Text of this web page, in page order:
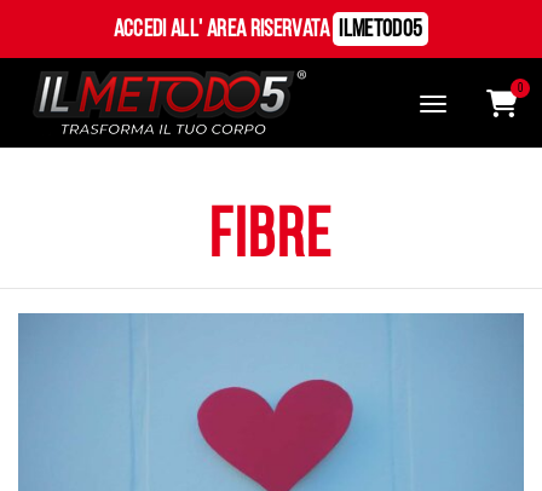
Accedi all' Area Riservata ILMetodo5
0
fibre